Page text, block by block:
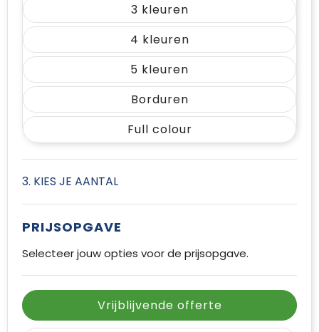
3
4
5
Borduren
Full colour
3. KIES JE AANTAL
PRIJSOPGAVE
Selecteer jouw opties voor de prijsopgave.
Vrijblijvende offerte